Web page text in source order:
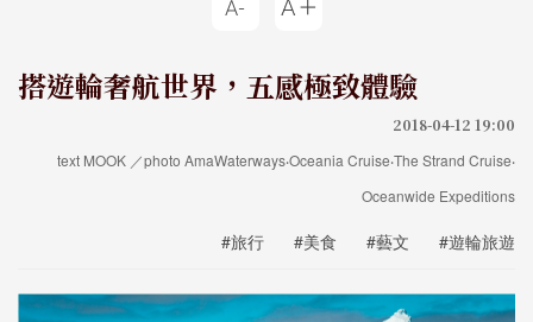
搭遊輪奢航世界，五感極致體驗
2018-04-12 19:00
text MOOK ／photo AmaWaterways‧Oceania Cruise‧The Strand Cruise‧
Oceanwide Expeditions
#旅行 #美食 #藝文 #遊輪旅遊